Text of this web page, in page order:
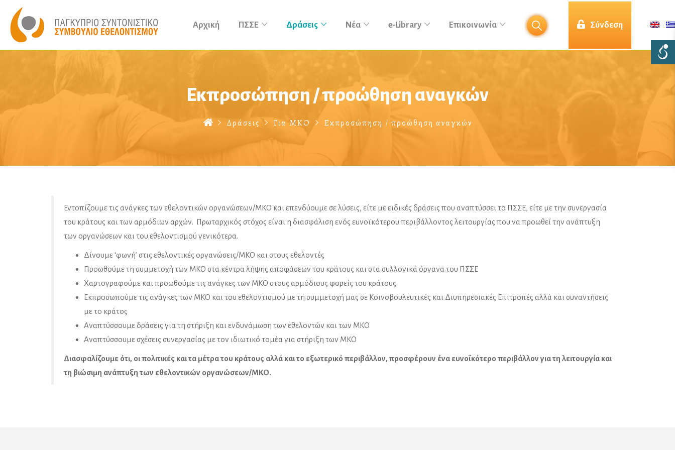
Αρχική ΠΣΣΕ Δράσεις Νέα e-Library Επικοινωνία Σύνδεση
Εκπροσώπηση / προώθηση αναγκών
Δράσεις Για ΜΚΟ Εκπροσώπηση / προώθηση αναγκών
Εντοπίζουμε τις ανάγκες των εθελοντικών οργανώσεων/ΜΚΟ και επενδύουμε σε λύσεις, είτε με ειδικές δράσεις που αναπτύσσει το ΠΣΣΕ, είτε με την συνεργασία
του κράτους και των αρμόδιων αρχών. Πρωταρχικός στόχος είναι η διασφάλιση ενός ευνοϊκότερου περιβάλλοντος λειτουργίας που να προωθεί την ανάπτυξη
των οργανώσεων και του εθελοντισμού γενικότερα.
Δίνουμε ‘φωνή’ στις εθελοντικές οργανώσεις/ΜΚΟ και στους εθελοντές
Προωθούμε τη συμμετοχή των ΜΚΟ στα κέντρα λήψης αποφάσεων του κράτους και στα συλλογικά όργανα του ΠΣΣΕ
Χαρτογραφούμε και προωθούμε τις ανάγκες των ΜΚΟ στους αρμόδιους φορείς του κράτους
Εκπροσωπούμε τις ανάγκες των ΜΚΟ και του εθελοντισμού με τη συμμετοχή μας σε Κοινοβουλευτικές και Διυπηρεσιακές Επιτροπές αλλά και συναντήσεις
με το κράτος
Αναπτύσσουμε δράσεις για τη στήριξη και ενδυνάμωση των εθελοντών και των ΜΚΟ
Αναπτύσσουμε σχέσεις συνεργασίας με τον ιδιωτικό τομέα για στήριξη των ΜΚΟ
Διασφαλίζουμε ότι, οι πολιτικές και τα μέτρα του κράτους αλλά και το εξωτερικό περιβάλλον, προσφέρουν ένα ευνοϊκότερο περιβάλλον για τη λειτουργία και
τη βιώσιμη ανάπτυξη των εθελοντικών οργανώσεων/ΜΚΟ.